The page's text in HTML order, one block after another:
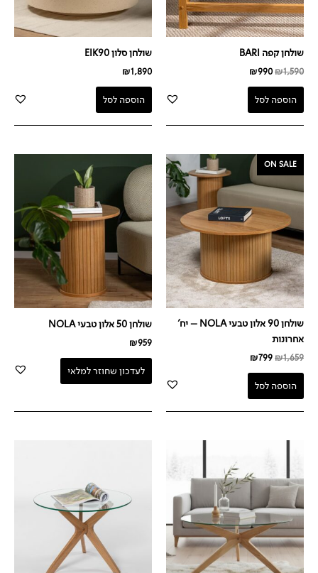
שולחן קפה BARI
₪1,590
₪990
הוספה לסל
שולחן סלון EIK90
₪1,890
הוספה לסל
ON SALE
שולחן 90 אלון טבעי NOLA – יח'
אחרונות
₪1,659
המחיר
המקורי
היה:
₪799
הנוכחי
הוא:
₪799.
הוספה לסל
שולחן 50 אלון טבעי NOLA
₪959
לעדכון שחוזר למלאי